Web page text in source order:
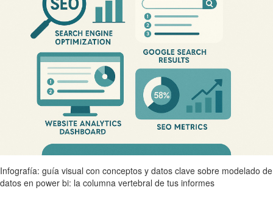
Infografía: guía visual con conceptos y datos clave sobre modelado de
datos en power bi: la columna vertebral de tus informes